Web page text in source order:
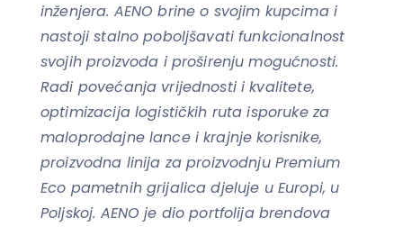
inženjera. AENO brine o svojim kupcima i
nastoji stalno poboljšavati funkcionalnost
svojih proizvoda i proširenju mogućnosti.
Radi povećanja vrijednosti i kvalitete,
optimizacija logističkih ruta isporuke za
maloprodajne lance i krajnje korisnike,
proizvodna linija za proizvodnju Premium
Eco pametnih grijalica djeluje u Europi, u
Poljskoj. AENO je dio portfolija brendova